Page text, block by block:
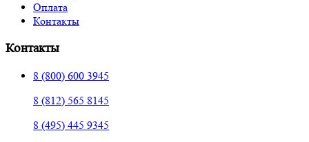
Оплата
Контакты
Контакты
8 (800) 600 3945
8 (812) 565 8145
8 (495) 445 9345